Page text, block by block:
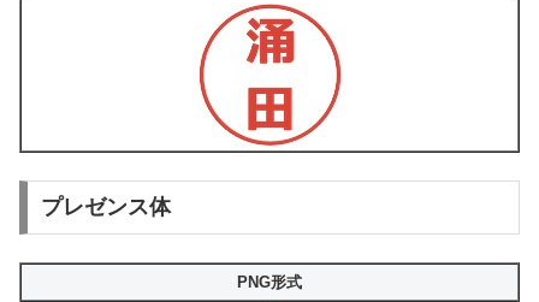
プレゼンス体
PNG形式